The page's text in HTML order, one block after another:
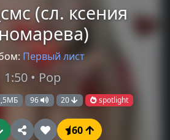
(сл. ксения
Первый лист
1:50 • Pop
96 20 spotlight
60